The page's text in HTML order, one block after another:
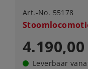
Art.-No. 55178
Leverbaar